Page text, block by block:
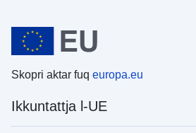
Skopri aktar fuq europa.eu
Ikkuntattja l-UE